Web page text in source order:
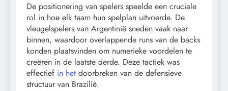
De positionering van spelers speelde een cruciale
rol in hoe elk team hun spelplan uitvoerde. De
vleugelspelers van Argentinië sneden vaak naar
binnen, waardoor overlappende runs van de backs
konden plaatsvinden om numerieke voordelen te
creëren in de laatste derde. Deze tactiek was
effectief in het doorbreken van de defensieve
structuur van Brazilië.